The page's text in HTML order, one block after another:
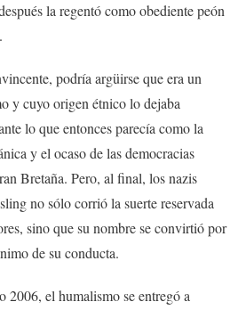
la regentó como obediente peón
podría argüirse que era un
y cuyo origen étnico lo dejaba
lo que entonces parecía como la
y el ocaso de las democracias
Bretaña. Pero, al final, los nazis
no sólo corrió la suerte reservada
sino que su nombre se convirtió por
de su conducta.
2006, el humalismo se entregó a